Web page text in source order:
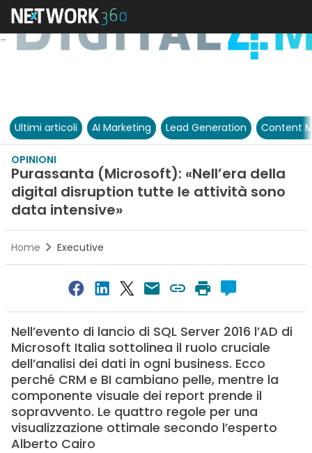
Ultimi articoli AI Marketing Lead Generation Content
OPINIONI
Purassanta (Microsoft): «Nell’era della
digital disruption tutte le attività sono
data intensive»
Home Executive
Nell’evento di lancio di SQL Server 2016 l’AD di
Microsoft Italia sottolinea il ruolo cruciale
dell’analisi dei dati in ogni business. Ecco
perché CRM e BI cambiano pelle, mentre la
componente visuale dei report prende il
sopravvento. Le quattro regole per una
visualizzazione ottimale secondo l’esperto
Alberto Cairo